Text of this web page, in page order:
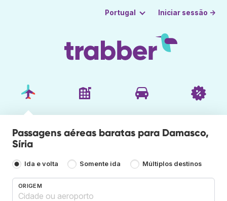
Portugal Iniciar sessão →
Passagens aéreas baratas para Damasco,
Síria
Ida e volta Somente ida Múltiplos destinos
ORIGEM